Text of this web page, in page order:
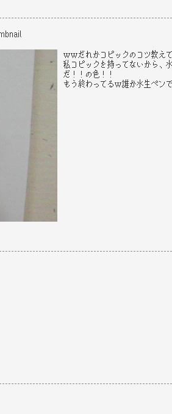
ｗｗだれかコピックのコツ教え
私コピックを持ってないから、
だ！！の色！！
もう終わってるｗ誰か水生ペン